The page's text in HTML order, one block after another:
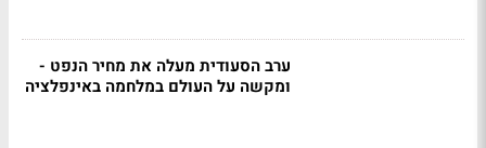
ערב הסעודית מעלה את מחיר הנפט -
ומקשה על העולם במלחמה באינפלציה